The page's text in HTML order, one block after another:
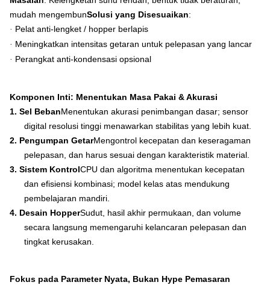
mudah mengembunSolusi yang Disesuaikan:
· Pelat anti-lengket / hopper berlapis
· Meningkatkan intensitas getaran untuk pelepasan yang lancar
· Perangkat anti-kondensasi opsional
Komponen Inti: Menentukan Masa Pakai & Akurasi
1. Sel BebanMenentukan akurasi penimbangan dasar; sensor
digital resolusi tinggi menawarkan stabilitas yang lebih kuat.
2. Pengumpan GetarMengontrol kecepatan dan keseragaman
pelepasan, dan harus sesuai dengan karakteristik material.
3. Sistem KontrolCPU dan algoritma menentukan kecepatan
dan efisiensi kombinasi; model kelas atas mendukung
pembelajaran mandiri.
4. Desain HopperSudut, hasil akhir permukaan, dan volume
secara langsung memengaruhi kelancaran pelepasan dan
tingkat kerusakan.
Fokus pada Parameter Nyata, Bukan Hype Pemasaran